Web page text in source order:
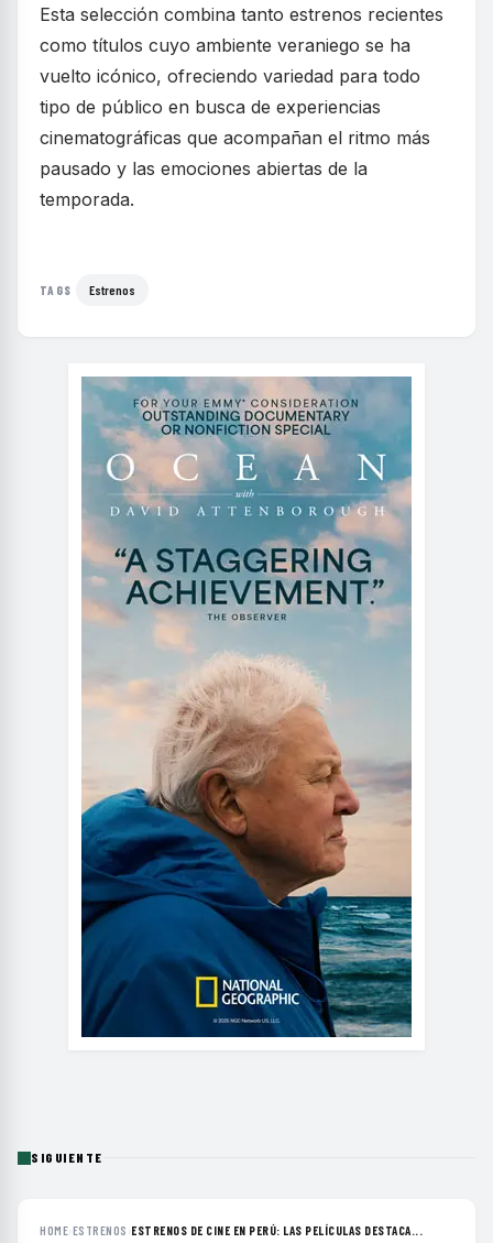
Esta selección combina tanto estrenos recientes
como títulos cuyo ambiente veraniego se ha
vuelto icónico, ofreciendo variedad para todo
tipo de público en busca de experiencias
cinematográficas que acompañan el ritmo más
pausado y las emociones abiertas de la
temporada.
TAGS Estrenos
SIGUIENTE
HOME›ESTRENOS ›ESTRENOS DE CINE EN PERÚ: LAS PELÍCULAS DESTACA...